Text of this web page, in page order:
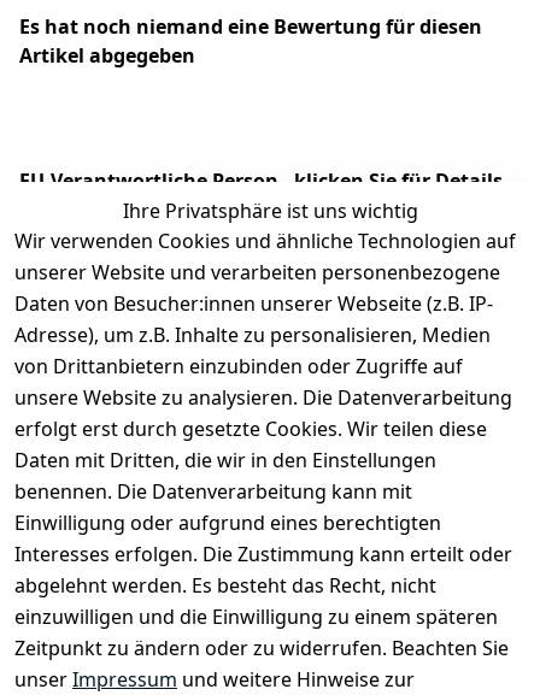
Es hat noch niemand eine Bewertung für diesen
Artikel abgegeben
EU-Verantwortliche Person - klicken Sie für Details
Ihre Privatsphäre ist uns wichtig
Wir verwenden Cookies und ähnliche Technologien auf
unserer Website und verarbeiten personenbezogene
Daten von Besucher:innen unserer Webseite (z.B. IP-
Adresse), um z.B. Inhalte zu personalisieren, Medien
von Drittanbietern einzubinden oder Zugriffe auf
unsere Website zu analysieren. Die Datenverarbeitung
erfolgt erst durch gesetzte Cookies. Wir teilen diese
Daten mit Dritten, die wir in den Einstellungen
benennen. Die Datenverarbeitung kann mit
Einwilligung oder aufgrund eines berechtigten
Interesses erfolgen. Die Zustimmung kann erteilt oder
abgelehnt werden. Es besteht das Recht, nicht
einzuwilligen und die Einwilligung zu einem späteren
Zeitpunkt zu ändern oder zu widerrufen. Beachten Sie
unserImpressum und weitere Hinweise zur
Rechtliches
Impressum
Datenschutze
rklärung
Barrierefreihe
itserklärung
Services
Registrieren